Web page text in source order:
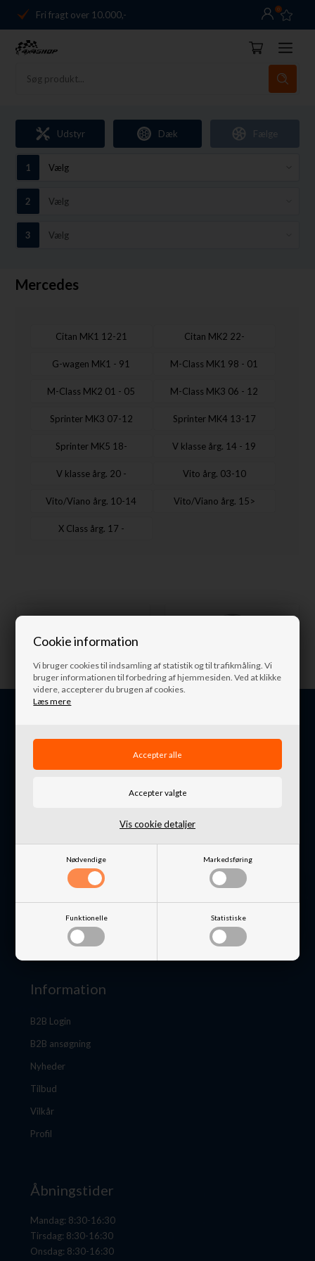
Cookie information
Vi bruger cookies til indsamling af statistik og til trafikmåling. Vi
bruger informationen til forbedring af hjemmesiden. Ved at klikke
videre, accepterer du brugen af cookies.
Læs mere
Nødvendige Markedsføring
Funktionelle Statistiske
Vis cookie detaljer
Fri fragt over 10.000,-
Danmarks førende
14 dages returret
Fri fragt over 10.000,-
Danmarks førende
14 dages returret
0
Udstyr Dæk Fælge
Mercedes
Citan MK1 12-21 Citan MK2 22-
G-wagen MK1 - 91 M-Class MK1 98 - 01
M-Class MK2 01 - 05 M-Class MK3 06 - 12
Sprinter MK3 07-12 Sprinter MK4 13-17
Sprinter MK5 18- V klasse årg. 14 - 19
V klasse årg. 20 - Vito årg. 03-10
Vito/Viano årg. 10-14 Vito/Viano årg. 15>
X Class årg. 17 -
+45 4871 7676
info@nordkystens4x4.dk
Information
B2B Login
B2B ansøgning
Nyheder
Tilbud
Vilkår
Profil
Åbningstider
Mandag: 8:30-16:30
Tirsdag: 8:30-16:30
Onsdag: 8:30-16:30